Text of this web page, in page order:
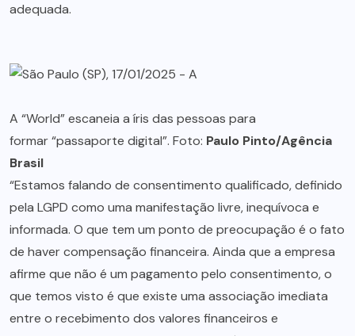
adequada.
A “World” escaneia a íris das pessoas para
formar “passaporte digital”. Foto: Paulo Pinto/Agência
Brasil
“Estamos falando de consentimento qualificado, definido
pela LGPD como uma manifestação livre, inequívoca e
informada. O que tem um ponto de preocupação é o fato
de haver compensação financeira. Ainda que a empresa
afirme que não é um pagamento pelo consentimento, o
que temos visto é que existe uma associação imediata
entre o recebimento dos valores financeiros e